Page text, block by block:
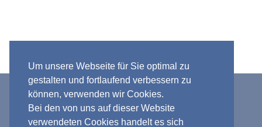
Um unsere Webseite für Sie optimal zu
gestalten und fortlaufend verbessern zu
können, verwenden wir Cookies.
Bei den von uns auf dieser Website
verwendeten Cookies handelt es sich
Verkauf nur an Unternehmer, Gewerbetreibende,
Freiberufler und öffentliche Institutionen. Kein